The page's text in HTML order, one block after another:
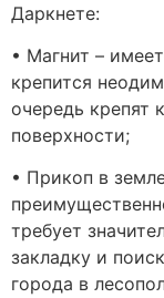
Даркнете:
• Магнит –
крепится
очередь крепят
поверхности;
• Прикоп в
требует
закладку и
города в